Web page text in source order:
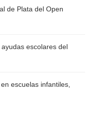
de Plata del Open
escolares del
escuelas infantiles,